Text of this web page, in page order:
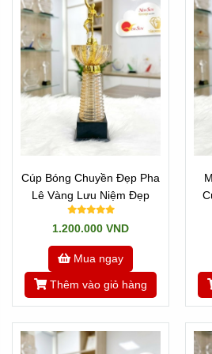
cúp. Phần đế cúp được làm
đá hoặc gỗ cao cấp, tạo
khắc tên giải đấu, logo nhà tài
danh đội bóng vô địch.
Cúp Bóng Chuyền Đẹp Pha
Lê Vàng Lưu Niệm Đẹp
1.200.000 VND
Mua ngay
Thêm vào giỏ hàng